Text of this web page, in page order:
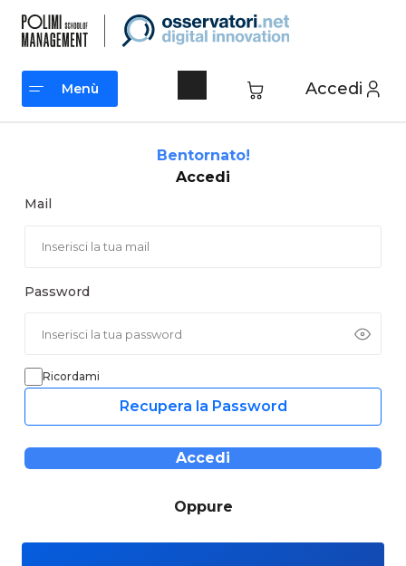
contenuto
Accedi
Menù
Bentornato!
Accedi
Mail
Password
Ricordami
Recupera la Password
Accedi
Oppure